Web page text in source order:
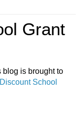
Grant
blog is brought to
Discount School